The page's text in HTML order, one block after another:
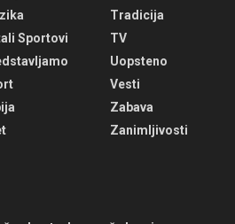
Sportovi
Tradicija
TV
Uopsteno
Vesti
Zabava
Zanimljivosti